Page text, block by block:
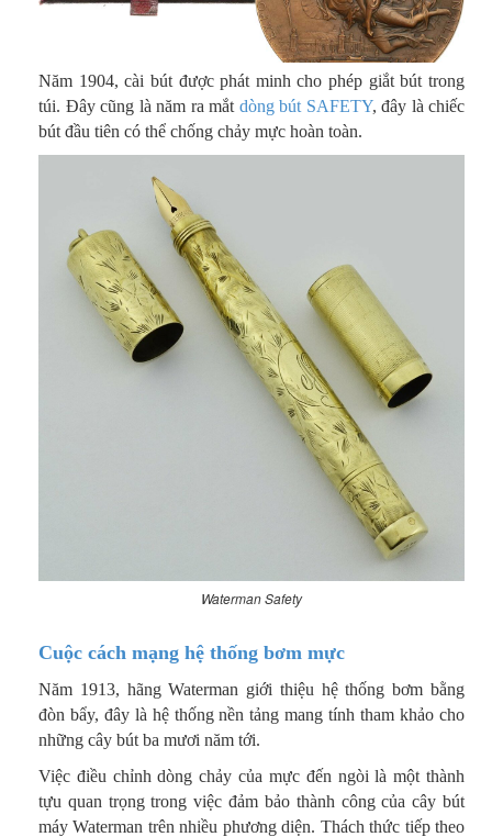
Năm 1904, cài bút được phát minh cho phép giắt bút trong
túi. Đây cũng là năm ra mắt dòng bút SAFETY, đây là chiếc
bút đầu tiên có thể chống chảy mực hoàn toàn.
Waterman Safety
Cuộc cách mạng hệ thống bơm mực
Năm 1913, hãng Waterman giới thiệu hệ thống bơm bằng
đòn bẩy, đây là hệ thống nền tảng mang tính tham khảo cho
những cây bút ba mươi năm tới.
Việc điều chỉnh dòng chảy của mực đến ngòi là một thành
tựu quan trọng trong việc đảm bảo thành công của cây bút
máy Waterman trên nhiều phương diện. Thách thức tiếp theo